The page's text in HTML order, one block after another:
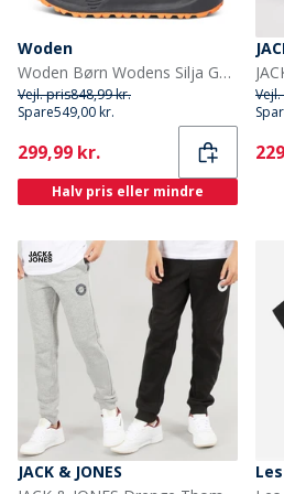
Woden
Woden Børn Wodens Silja Gummistøvler 295 Dark Olive
Vejl. pris848,99 kr.
Spare549,00 kr.
Current
299,99 kr.
Halv pris eller mindre
JACK & JONES